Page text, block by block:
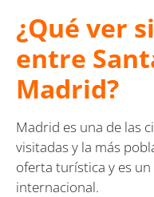
¿Qué ver
entre
Madrid?
Madrid es una de las
visitadas y la más
oferta turística y es
internacional.